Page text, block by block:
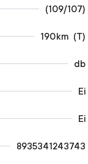
(109/107)
190km (T)
db
Ei
Ei
8935341243743